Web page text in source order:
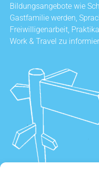
Bildungsangebote wie
Gastfamilie werden,
Freiwilligenarbeit,
Work & Travel zu